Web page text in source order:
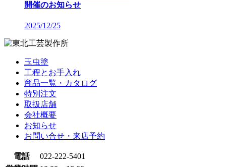
開催のお知らせ
2025/12/25
玉虫塗
工程とお手入れ
商品一覧・カタログ
特別注文
取扱店舗
会社概要
お知らせ
お問い合せ・来店予約
電話
022-222-5401